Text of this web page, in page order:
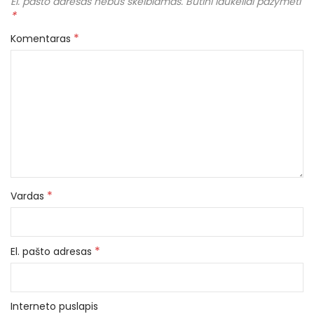
*
Komentaras *
Vardas *
El. pašto adresas *
Interneto puslapis